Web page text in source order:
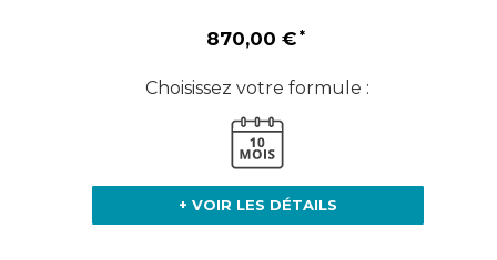
870,00 €
Choisissez votre formule :
+ VOIR LES DÉTAILS